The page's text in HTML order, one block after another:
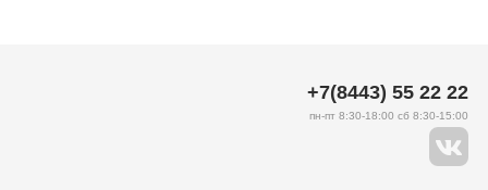
+7(8443) 55 22 22
пн-пт 8:30-18:00 сб 8:30-15:00